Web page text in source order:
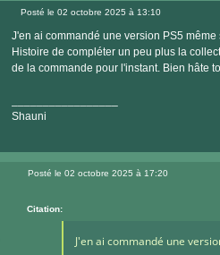
le
internet
Posté le 02 octobre 2025 à 13:10
J'en ai commandé une version PS5
Histoire de compléter un peu plus la
de la commande pour l'instant. Bien hâte
Shauni
Posté le 02 octobre 2025 à 17:20
Citation:
J'en ai commandé une